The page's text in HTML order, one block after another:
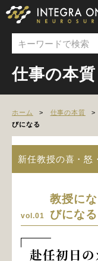
仕事の本質
ホーム 仕事の本質
びになる
新任教授の喜・怒
vol.01
教授に
びになる
赴任初日の